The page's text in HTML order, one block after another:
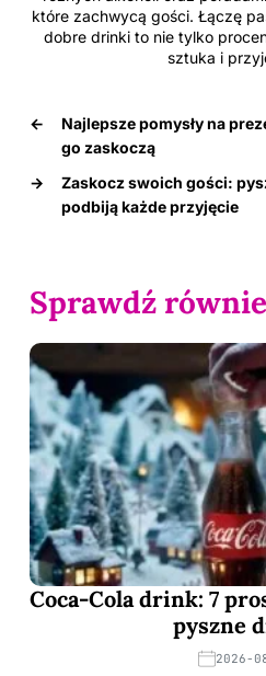
które zachwycą gości. Łączę
dobre drinki to nie tylko
sztuka i
←
Najlepsze pomysły na
go zaskoczą
→
Zaskocz swoich gości:
podbiją każde przyjęcie
Sprawdź
Coca-Cola drink: 7
pyszne
2026-